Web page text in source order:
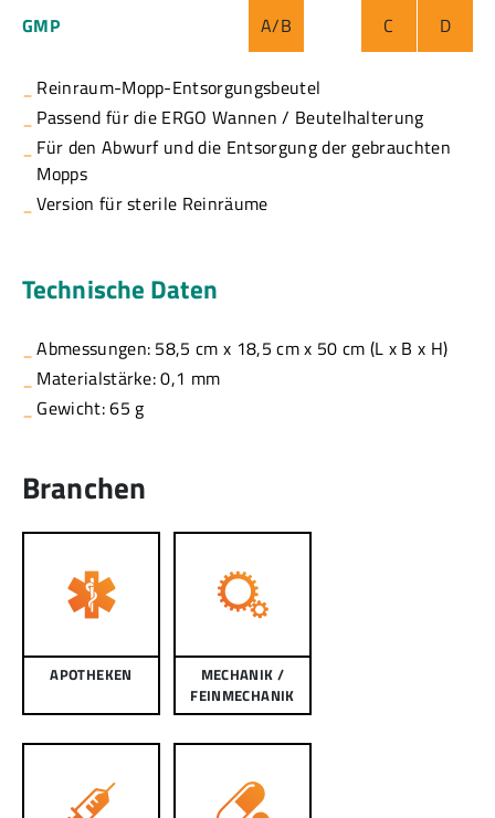
GMP A/B C D
Reinraum-Mopp-Entsorgungsbeutel
Passend für die ERGO Wannen / Beutelhalterung
Für den Abwurf und die Entsorgung der gebrauchten
Mopps
Version für sterile Reinräume
Technische Daten
Abmessungen: 58,5 cm x 18,5 cm x 50 cm (L x B x H)
Materialstärke: 0,1 mm
Gewicht: 65 g
Branchen
APOTHEKEN
MECHANIK /
FEINMECHANIK